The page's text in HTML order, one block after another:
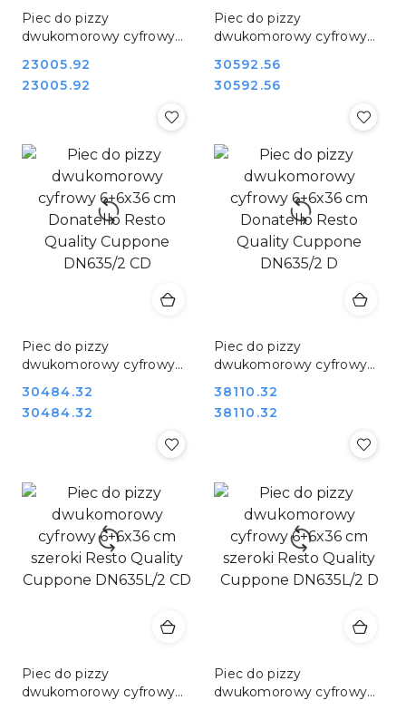
Piec do pizzy
dwukomorowy cyfrowy
Resto Quality Cuppone
DN435/2 CD
Cena:
23005.92
Cena:
23005.92
Piec do pizzy
dwukomorowy cyfrowy
Resto Quality Cuppone
DN435/2 D
Cena:
30592.56
Cena:
30592.56
Piec do pizzy
dwukomorowy cyfrowy
Resto Quality Cuppone
DN635/2 CD
Cena:
30484.32
Cena:
30484.32
Piec do pizzy
dwukomorowy cyfrowy
Resto Quality Cuppone
DN635/2 D
Cena:
38110.32
Cena:
38110.32
Piec do pizzy
dwukomorowy cyfrowy
Piec do pizzy
dwukomorowy cyfrowy